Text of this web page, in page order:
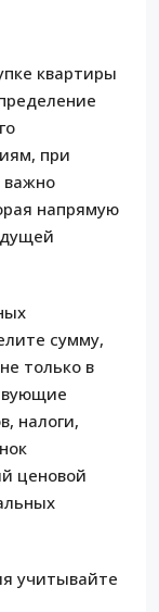
квартиры
при
важно
напрямую
сумму,
только в
налоги,
ценовой
учитывайте